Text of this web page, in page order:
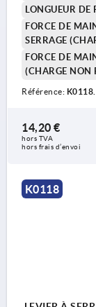
LONGUEUR
FORCE DE
SERRAGE
FORCE DE
(CHARGE NON
Référence:
14,20 €
hors TVA
hors frais d’envoi
K0118